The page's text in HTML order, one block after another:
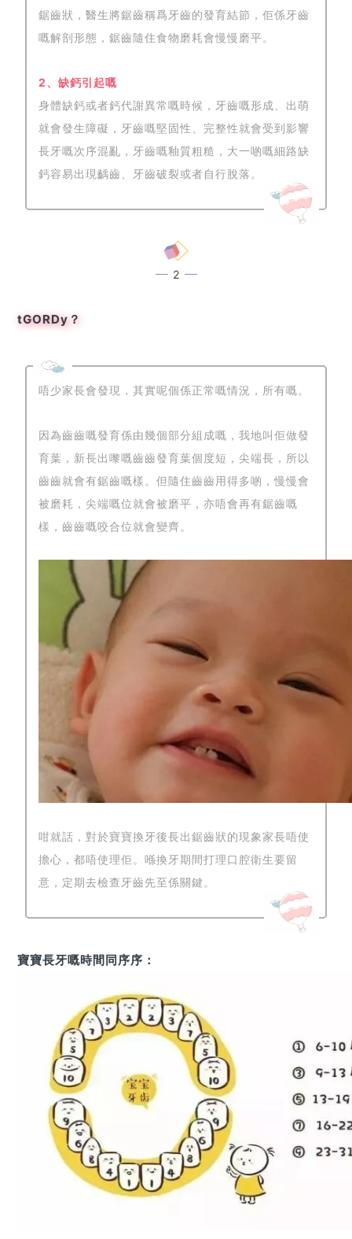
鋸齒狀，醫生將鋸齒稱爲牙齒的發育結節，佢係牙齒
嘅解剖形態，鋸齒隨住食物磨耗會慢慢磨平。
2、缺鈣引起嘅
身體缺鈣或者鈣代謝異常嘅時候，牙齒嘅形成、出萌
就會發生障礙，牙齒嘅堅固性、完整性就會受到影響
長牙嘅次序混亂，牙齒嘅釉質粗糙，大一啲嘅細路缺
鈣容易出現齲齒、牙齒破裂或者自行脫落。
2
tGORDy？
唔少家長會發現，其實呢個係正常嘅情況，所有嘅。
因為齒齒嘅發育係由幾個部分組成嘅，我地叫佢做發
育葉，新長出嚟嘅齒齒發育葉個度短，尖端長，所以
齒齒就會有鋸齒嘅樣。但隨住齒齒用得多啲，慢慢會
被磨耗，尖端嘅位就會被磨平，亦唔會再有鋸齒嘅
樣，齒齒嘅咬合位就會變齊。
咁就話，對於寶寶換牙後長出鋸齒狀的現象家長唔使
擔心，都唔使理佢。喺換牙期間打理口腔衛生要留
意，定期去檢查牙齒先至係關鍵。
寶寶長牙嘅時間同序序：